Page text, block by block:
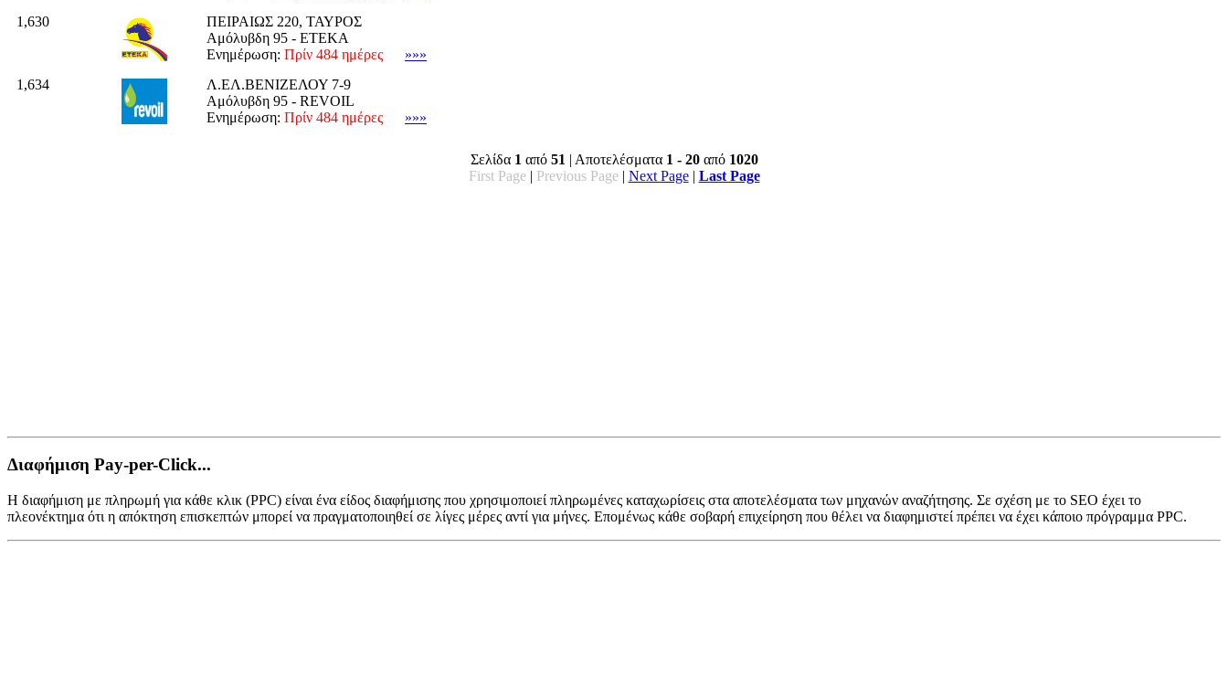
1,630
ΠΕΙΡΑΙΩΣ 220, ΤΑΥΡΟΣ
Αμόλυβδη 95 - ΕΤΕΚΑ
Ενημέρωση: Πρίν 484 ημέρες
»»»
1,634
Λ.ΕΛ.ΒΕΝΙΖΕΛΟΥ 7-9
Αμόλυβδη 95 - REVOIL
Ενημέρωση: Πρίν 484 ημέρες »»»
Σελίδα 1 από 51 | Αποτελέσματα 1 - 20 από 1020
First Page| Previous Page| Next Page| Last Page
Διαφήμιση Pay-per-Click...
Η διαφήμιση με πληρωμή για κάθε κλικ (PPC) είναι ένα είδος διαφήμισης που χρησιμοποιεί πληρωμένες καταχωρίσεις στα αποτελέσματα των μηχανών αναζήτησης. Σε σχέση με το SEO έχει το
πλεονέκτημα ότι η απόκτηση επισκεπτών μπορεί να πραγματοποιηθεί σε λίγες μέρες αντί για μήνες. Επομένως κάθε σοβαρή επιχείρηση που θέλει να διαφημιστεί πρέπει να έχει κάποιο πρόγραμμα PPC.